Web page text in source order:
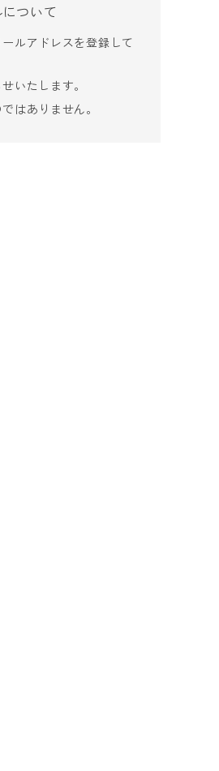
ついて
ルアドレスを登録して
いたします。
はありません。